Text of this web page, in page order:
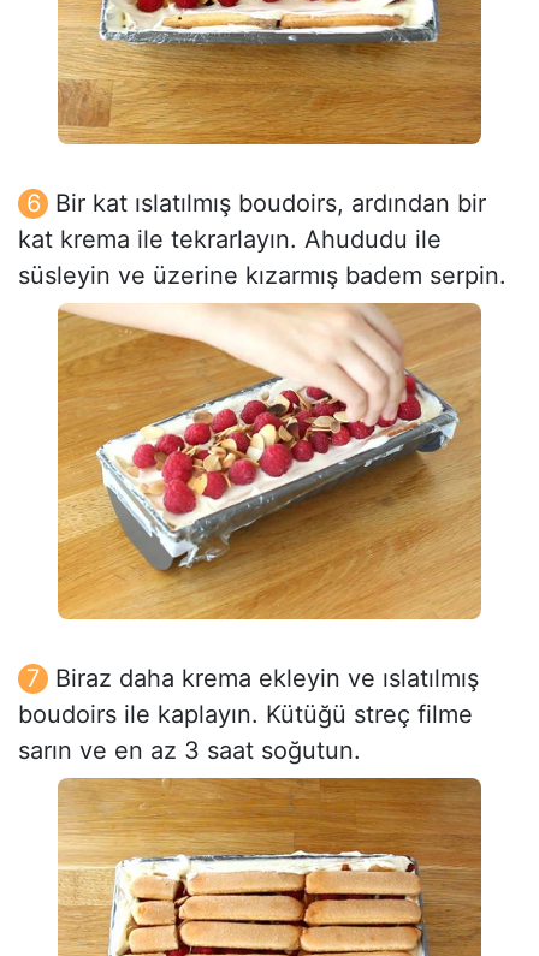
Bir kat ıslatılmış boudoirs, ardından bir
kat krema ile tekrarlayın. Ahududu ile
süsleyin ve üzerine kızarmış badem serpin.
Biraz daha krema ekleyin ve ıslatılmış
boudoirs ile kaplayın. Kütüğü streç filme
sarın ve en az 3 saat soğutun.